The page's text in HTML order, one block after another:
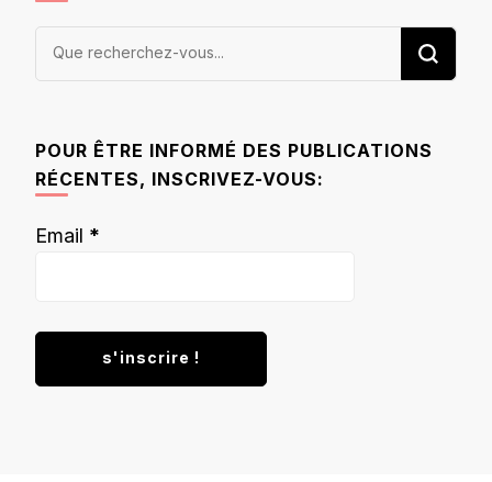
Vous
POUR ÊTRE INFORMÉ DES PUBLICATIONS
RÉCENTES, INSCRIVEZ-VOUS:
Email *